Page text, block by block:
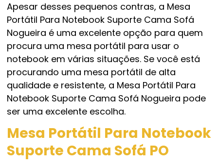
Apesar desses pequenos contras, a Mesa
Portátil Para Notebook Suporte Cama Sofá
Nogueira é uma excelente opção para quem
procura uma mesa portátil para usar o
notebook em várias situações. Se você está
procurando uma mesa portátil de alta
qualidade e resistente, a Mesa Portátil Para
Notebook Suporte Cama Sofá Nogueira pode
ser uma excelente escolha.
Mesa Portátil Para Notebook
Suporte Cama Sofá PO